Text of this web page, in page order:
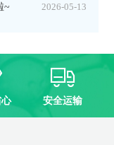
2026-05-13
~
心 安全运输